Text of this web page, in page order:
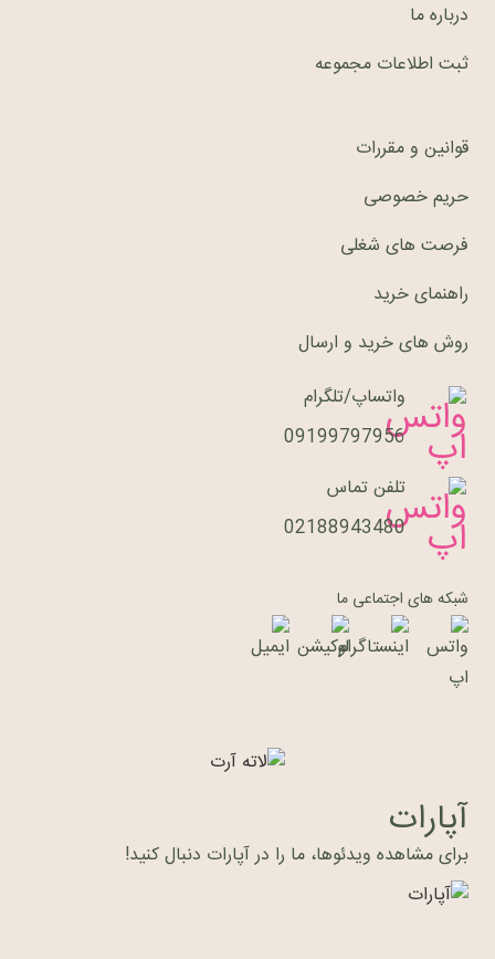
درباره ما
ثبت اطلاعات مجموعه
قوانین و مقررات
حریم خصوصی
فرصت های شغلی
راهنمای خرید
روش های خرید و ارسال
واتساپ/تلگرام
09199797956
تلفن تماس
02188943480
شبکه های اجتماعی ما
آپارات
برای مشاهده ویدئوها، ما را در آپارات دنبال کنید!